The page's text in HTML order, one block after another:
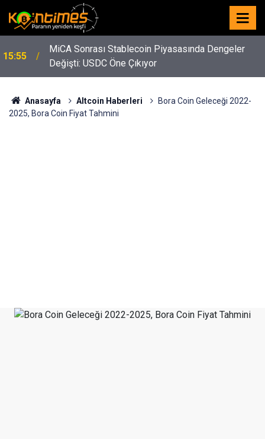
15:55
MiCA Sonrası Stablecoin Piyasasında Dengeler
Değişti: USDC Öne Çıkıyor
Anasayfa Altcoin Haberleri
Bora Coin Geleceği 2022-
2025, Bora Coin Fiyat Tahmini